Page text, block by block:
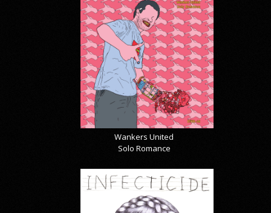
Wankers United
Solo Romance